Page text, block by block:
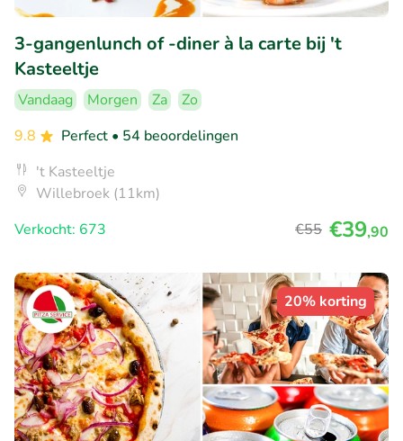
3-gangenlunch of -diner à la carte bij 't
Kasteeltje
Vandaag Morgen Za
Zo
9.8
Perfect • 54 beoordelingen
't Kasteeltje
Willebroek (11km)
Verkocht: 673
€55 €39,90
20% korting